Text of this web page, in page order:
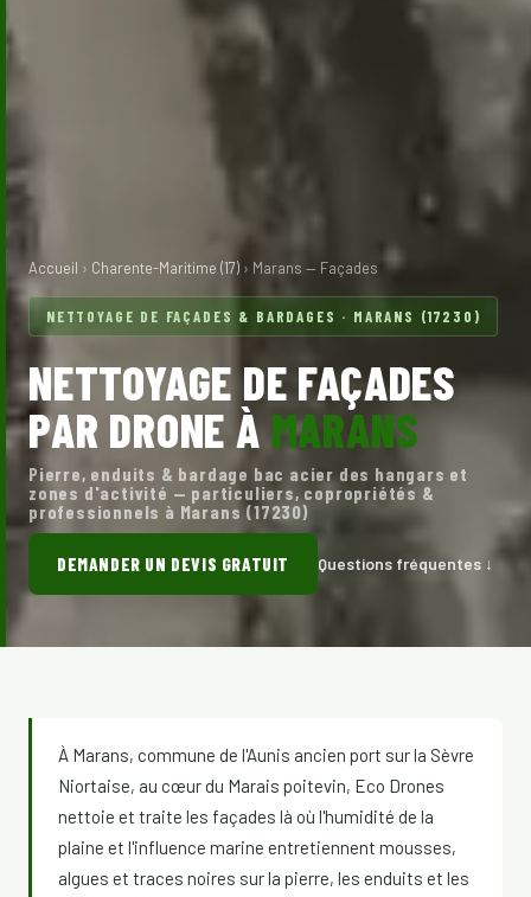
Accueil › Charente-Maritime (17) › Marans — Façades
NETTOYAGE DE FAÇADES & BARDAGES · MARANS (17230)
NETTOYAGE DE FAÇADES
PAR DRONE À MARANS
Pierre, enduits & bardage bac acier des hangars et
zones d'activité — particuliers, copropriétés &
professionnels à Marans (17230)
DEMANDER UN DEVIS GRATUIT Questions fréquentes ↓
À Marans, commune de l'Aunis ancien port sur la Sèvre
Niortaise, au cœur du Marais poitevin, Eco Drones
nettoie et traite les façades là où l'humidité de la
plaine et l'influence marine entretiennent mousses,
algues et traces noires sur la pierre, les enduits et les